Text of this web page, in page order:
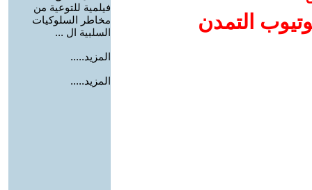
التمدن
فيلمية للتوعية من
مخاطر السلوكيات
السلبية ال ...
المزيد.....
المزيد.....